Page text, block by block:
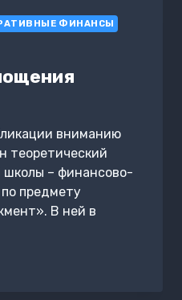
ФИНАНСЫ
вниманию
теоретический
– финансово-
предмету
В ней в